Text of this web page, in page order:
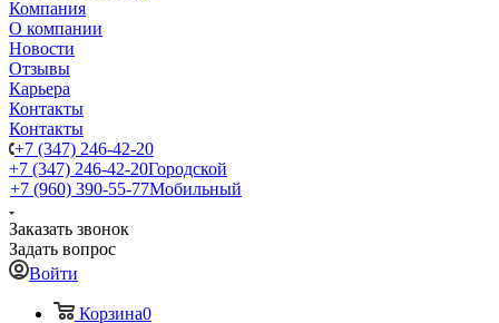
Компания
О компании
Новости
Отзывы
Карьера
Контакты
Контакты
+7 (347) 246-42-20
+7 (347) 246-42-20Городской
+7 (960) 390-55-77Мобильный
Заказать звонок
Задать вопрос
Войти
Корзина0